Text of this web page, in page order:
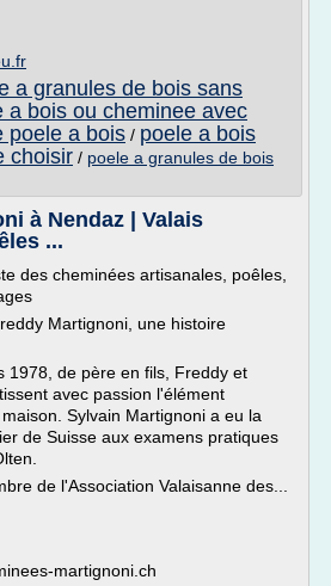
a granules de bois sans
a bois ou cheminee avec
poele a bois / poele a bois
choisir / poele a granules de bois
à Nendaz | Valais
...
des cheminées artisanales, poêles,
Martignoni, une histoire
1978, de père en fils, Freddy et
avec passion l'élément
Sylvain Martignoni a eu la
de Suisse aux examens pratiques
de l'Association Valaisanne des...
martignoni.ch